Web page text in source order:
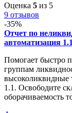
Оценка 5 из 5
9 отзывов
-35%
Отчет по
автоматизация 1.1
Помогает быстро
группам
высоколиквидные
1.1. Освободите
оборачиваемость